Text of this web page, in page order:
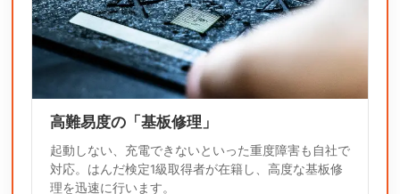
高難易度の「基板修理」
起動しない、充電できないといった重度障害も自社で
対応。はんだ検定1級取得者が在籍し、高度な基板修
理を迅速に行います。